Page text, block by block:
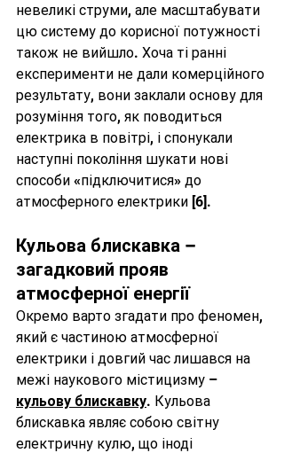
невеликі струми, але масштабувати
цю систему до корисної потужності
також не вийшло. Хоча ті ранні
експерименти не дали комерційного
результату, вони заклали основу для
розуміння того, як поводиться
електрика в повітрі, і спонукали
наступні покоління шукати нові
способи «підключитися» до
атмосферного електрики [6].
Кульова блискавка –
загадковий прояв
атмосферної енергії
Окремо варто згадати про феномен,
який є частиною атмосферної
електрики і довгий час лишався на
межі наукового містицизму –
кульову блискавку. Кульова
блискавка являє собою світну
електричну кулю, що іноді